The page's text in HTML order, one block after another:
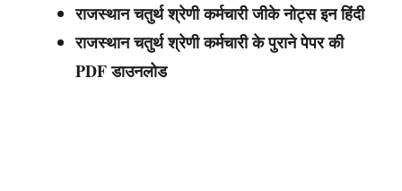
राजस्थान चतुर्थ श्रेणी कर्मचारीजीके नोट्स इन हिंदी
राजस्थान चतुर्थ श्रेणी कर्मचारीके पुराने पेपर की
PDF डाउनलोड